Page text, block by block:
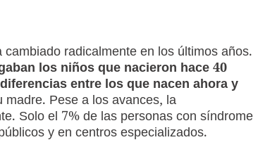
radicalmente en los últimos años.
los niños que nacieron hace 40
entre los que nacen ahora y
madre. Pese a los avances, la
Solo el 7% de las personas con síndrome
y en centros especializados.